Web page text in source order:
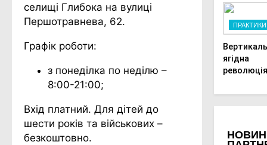
селищі Глибока на вулиці
Першотравнева, 62.
Графік роботи:
з понеділка по неділю –
8:00-21:00;
Вхід платний. Для дітей до
шести років та військових –
безкоштовно.
у теплиці
ПРАКТИКИ
ягідна
великий
врожай на
площі